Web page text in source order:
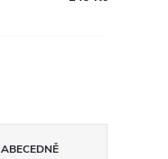
ABECEDNĚ